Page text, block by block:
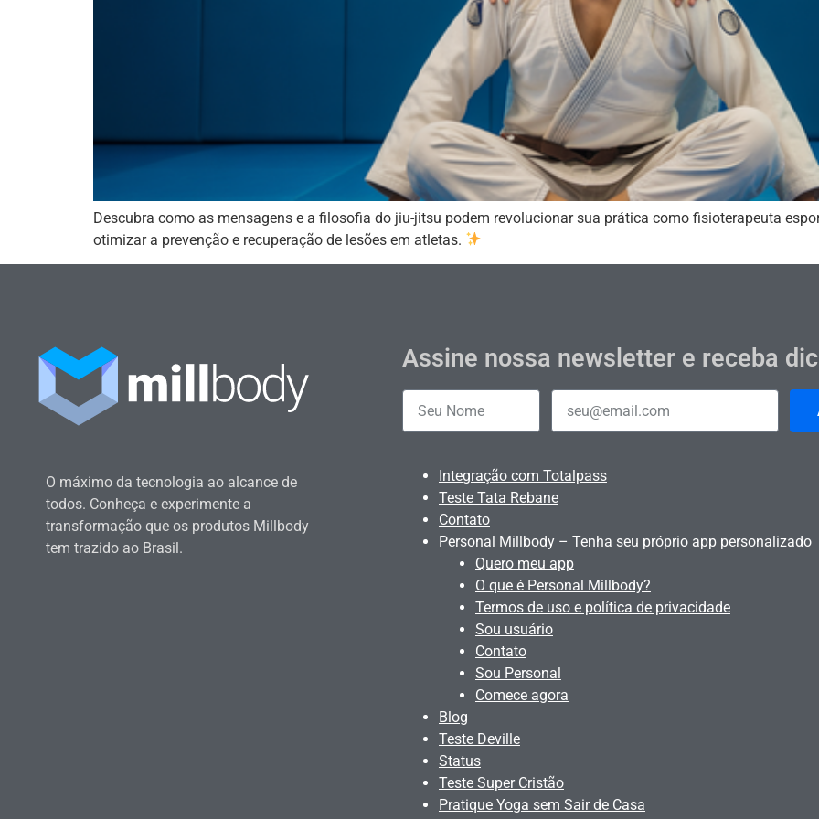
Descubra como as mensagens e a filosofia do jiu-jitsu podem revolucionar sua prática como fisioterapeuta
otimizar a prevenção e recuperação de lesões em atletas.
O máximo da tecnologia ao alcance de
todos. Conheça e experimente a
transformação que os produtos Millbody
tem trazido ao Brasil.
Assine nossa newsletter e receba
Integração com Totalpass
Teste Tata Rebane
Contato
Personal Millbody – Tenha seu próprio app personalizado
Quero meu app
O que é Personal Millbody?
Termos de uso e política de privacidade
Sou usuário
Contato
Sou Personal
Comece agora
Blog
Teste Deville
Status
Teste Super Cristão
Pratique Yoga sem Sair de Casa